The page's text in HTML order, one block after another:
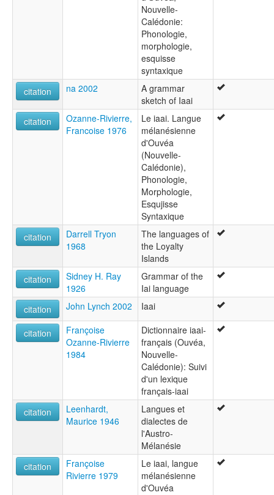
Nouvelle-
Calédonie:
Phonologie,
morphologie,
esquisse
syntaxique
citation
na 2002
A grammar
sketch of Iaai
citation
Ozanne-Rivierre,
Francoise 1976
Le iaai. Langue
mélanésienne
d'Ouvéa
(Nouvelle-
Calédonie),
Phonologie,
Morphologie,
Esqujisse
Syntaxique
citation
Darrell Tryon
1968
The languages of
the Loyalty
Islands
citation
Sidney H. Ray
1926
Grammar of the
Iai language
citation
John Lynch 2002 Iaai
citation
Françoise
Ozanne-Rivierre
1984
Dictionnaire iaai-
français (Ouvéa,
Nouvelle-
Calédonie): Suivi
d'un lexique
français-iaai
citation
Leenhardt,
Maurice 1946
Langues et
dialectes de
l'Austro-
Mélanésie
citation
Françoise
Rivierre 1979
Le iaai, langue
mélanésienne
d'Ouvéa